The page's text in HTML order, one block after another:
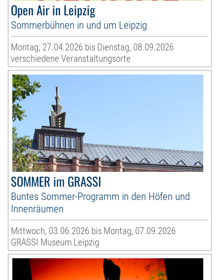
Open Air in Leipzig
Sommerbühnen in und um Leipzig
Montag, 27.04.2026 bis Dienstag, 08.09.2026
verschiedene Veranstaltungsorte
SOMMER im GRASSI
Buntes Sommer-Programm in den Höfen und
Innenräumen
Mittwoch, 03.06.2026 bis Montag, 07.09.2026
GRASSI Museum Leipzig